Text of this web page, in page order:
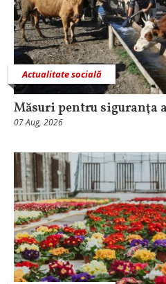
Actualitate socială
Măsuri pentru siguranţa
07 Aug, 2026